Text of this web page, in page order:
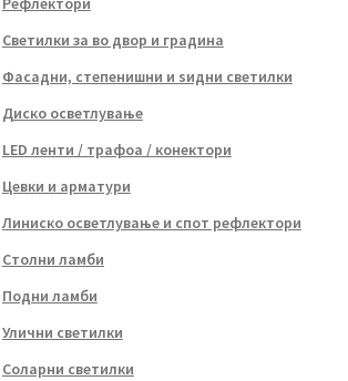
Светилки за во двор и градина
Фасадни, степенишни и ѕидни светилки
Диско осветлување
LED ленти / трафоа / конектори
Цевки и арматури
Линиско осветлување и спот рефлектори
Столни ламби
Подни ламби
Улични светилки
Соларни светилки